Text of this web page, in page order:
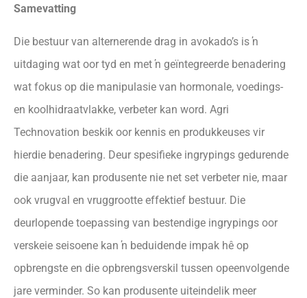
Samevatting
Die bestuur van alternerende drag in avokado’s is ŉ
uitdaging wat oor tyd en met ŉ geïntegreerde benadering
wat fokus op die manipulasie van hormonale, voedings-
en koolhidraatvlakke, verbeter kan word. Agri
Technovation beskik oor kennis en produkkeuses vir
hierdie benadering. Deur spesifieke ingrypings gedurende
die aanjaar, kan produsente nie net set verbeter nie, maar
ook vrugval en vruggrootte effektief bestuur. Die
deurlopende toepassing van bestendige ingrypings oor
verskeie seisoene kan ŉ beduidende impak hê op
opbrengste en die opbrengsverskil tussen opeenvolgende
jare verminder. So kan produsente uiteindelik meer